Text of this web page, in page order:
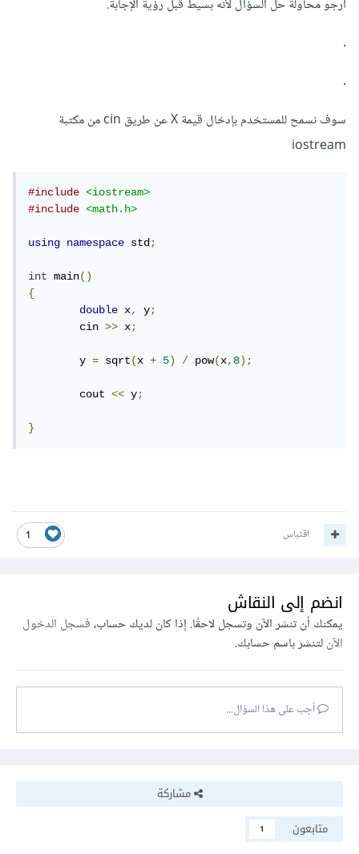
أرجو محاولة حل السؤال لأنه بسيط قبل رؤية الإجابة.
سوف نسمح للمستخدم بإدخال قيمة X عن طريق cin من مكتبة
iostream
#include
<iostream>
#include
<math.h>
using namespace std;
int main()
{
double x, y;
	cin
>> x;
	y
= sqrt(x + 5) / pow(x,8);
	cout
<< y;
}
1 اقتباس
انضم إلى النقاش
يمكنك أن تنشر الآن وتسجل لاحقًا. إذا كان لديك حساب،فسجل الدخول
الآنلتنشر باسم حسابك.
أجب على هذا السؤال...
مشاركة
متابعون
1